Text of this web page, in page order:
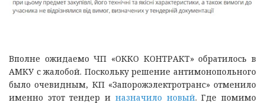
Вполне ожидаемо ЧП «ОККО КОНТРАКТ» обратилось в
АМКУ с жалобой. Поскольку решение антимонопольного
было очевидным, КП «Запорожэлектротранс» отменило
именно этот тендер и назначило новый. Где помимо